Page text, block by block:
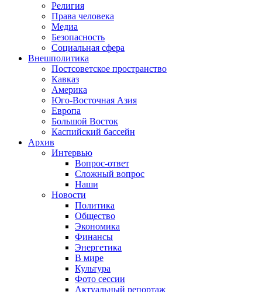
Религия
Права человека
Медиа
Безопасность
Социальная сфера
Внешполитика
Постсоветское пространство
Кавказ
Америка
Юго-Восточная Азия
Европа
Большой Восток
Каспийский бассейн
Архив
Интервью
Вопрос-ответ
Сложный вопрос
Наши
Новости
Политика
Общество
Экономика
Финансы
Энергетика
В мире
Культура
Фото сессии
Актуальный репортаж